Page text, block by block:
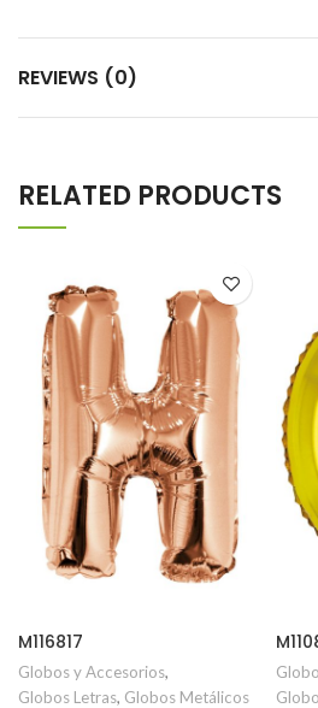
REVIEWS (0)
RELATED PRODUCTS
M116817
Globos y Accesorios,
Globos Letras, Globos Metálicos